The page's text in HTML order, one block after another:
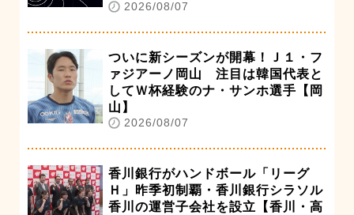
2026/08/07
ついに新シーズンが開幕！Ｊ１・フ
ァジアーノ岡山 注目は韓国代表と
してＷ杯経験のナ・サンホ選手【岡
山】
2026/08/07
香川銀行がハンドボール「リーグ
Ｈ」昨季初制覇・香川銀行シラソル
香川の運営子会社を設立【香川・高